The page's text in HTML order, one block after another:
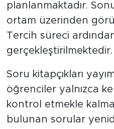
planlanmaktadır.
ortam üzerinden
Tercih süreci
gerçekleştirilmektedir.
Soru kitapçıkları
öğrenciler yalnızca
kontrol etmekle
bulunan sorular